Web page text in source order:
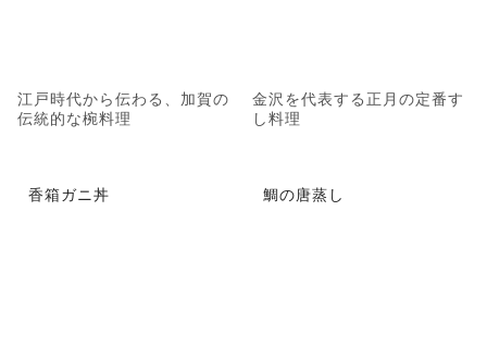
江戸時代から伝わる、加賀の
伝統的な椀料理
金沢を代表する正月の定番す
し料理
香箱ガニ丼 鯛の唐蒸し